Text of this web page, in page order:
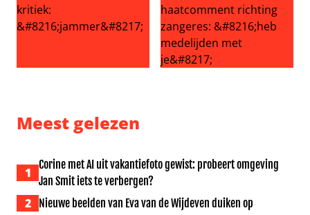
Meest gelezen
1
Corine met AI uit vakantiefoto gewist: probeert omgeving
Jan Smit iets te verbergen?
2 Nieuwe beelden van Eva van de Wijdeven duiken op